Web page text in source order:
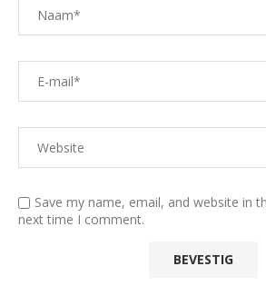
Save my name, email, and website in
next time I comment.